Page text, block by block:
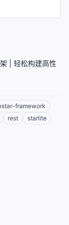
| 轻松构建高性
framework
rest
starlite